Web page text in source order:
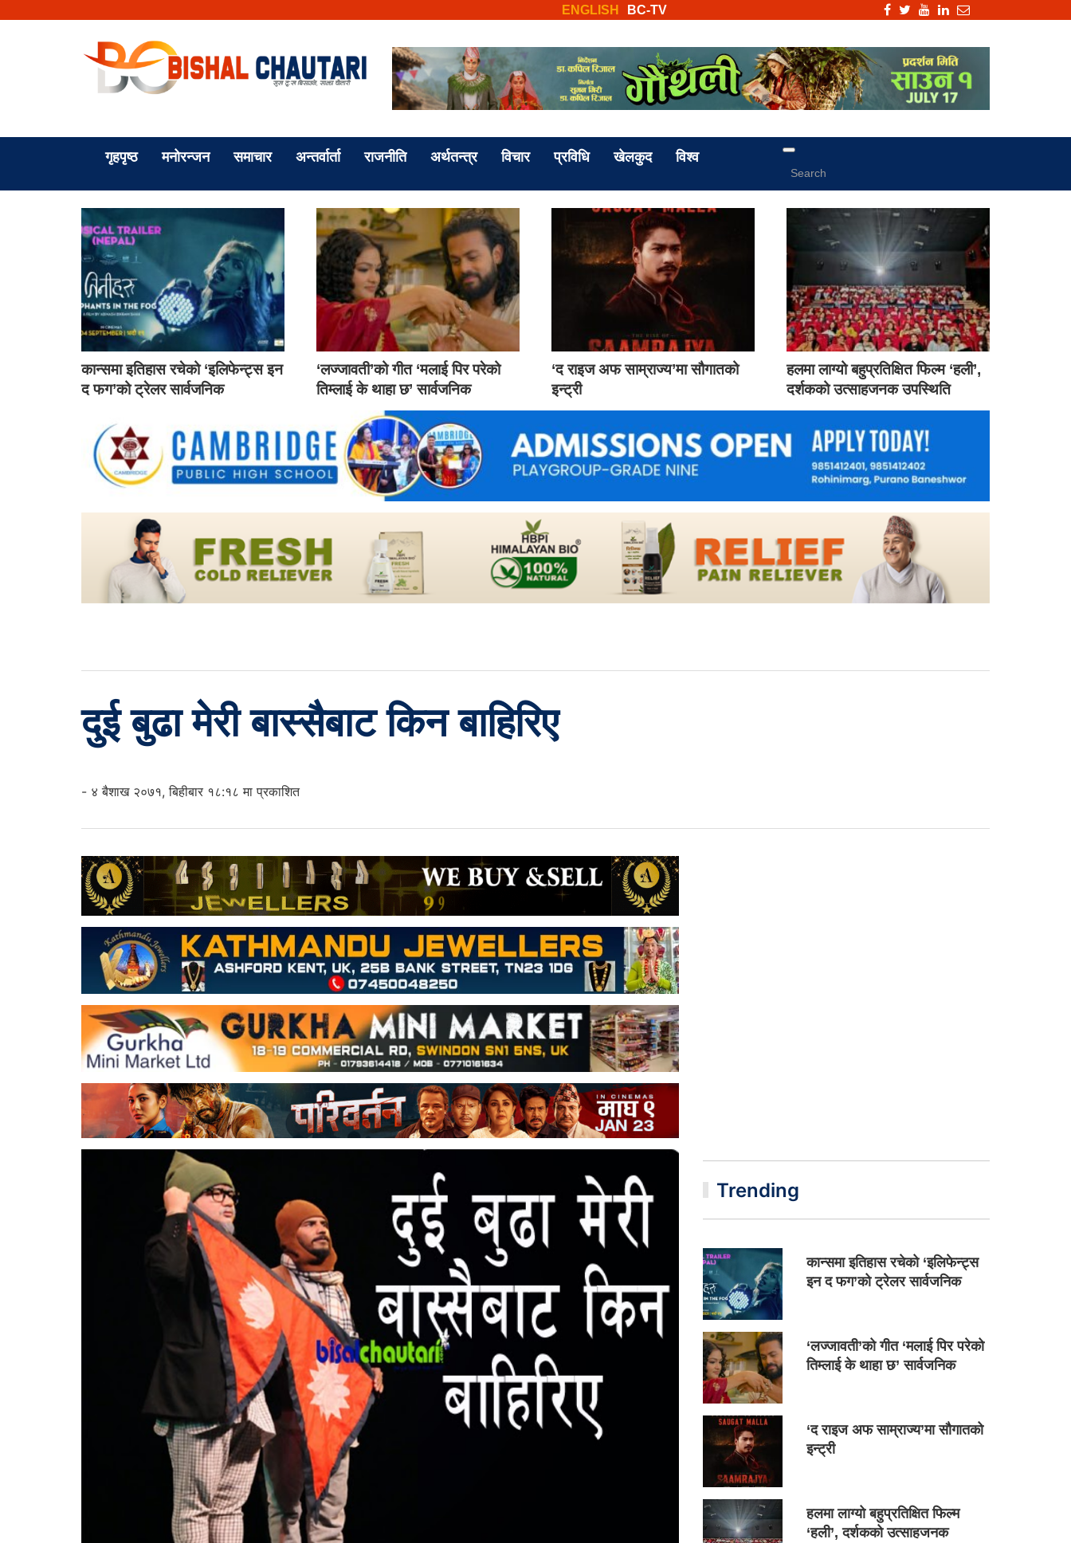
BC-TV
ENGLISH
गृहपृष्ठ मनोरन्जन समाचार अन्तर्वार्ता राजनीति अर्थतन्त्र विचार प्रविधि खेलकुद विश्व
कान्समा इतिहास रचेको ‘इलिफेन्ट्स इन
द फग’को ट्रेलर सार्वजनिक
‘लज्जावती’को गीत ‘मलाई पिर परेको
तिम्लाई के थाहा छ’ सार्वजनिक
‘द राइज अफ साम्राज्य’मा सौगातको
इन्ट्री
हलमा लाग्यो बहुप्रतिक्षित फिल्म ‘हली’,
दर्शकको उत्साहजनक उपस्थिति
दुई बुढा मेरी बास्सैबाट किन बाहिरिए
- ४ बैशाख २०७१, बिहीबार १८:१८ मा प्रकाशित
Trending
कान्समा इतिहास रचेको ‘इलिफेन्ट्स
इन द फग’को ट्रेलर सार्वजनिक
‘लज्जावती’को गीत ‘मलाई पिर परेको
तिम्लाई के थाहा छ’ सार्वजनिक
‘द राइज अफ साम्राज्य’मा सौगातको
इन्ट्री
हलमा लाग्यो बहुप्रतिक्षित फिल्म
‘हली’, दर्शकको उत्साहजनक